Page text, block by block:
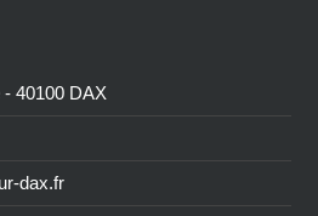
40100 DAX
dax.fr